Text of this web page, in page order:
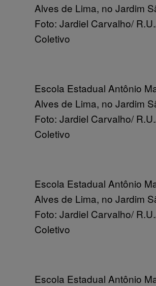
Alves de Lima, no Jardim
Foto: Jardiel Carvalho/
Coletivo
Escola Estadual Antônio
Alves de Lima, no Jardim
Foto: Jardiel Carvalho/
Coletivo
Escola Estadual Antônio
Alves de Lima, no Jardim
Foto: Jardiel Carvalho/
Coletivo
Escola Estadual Antônio